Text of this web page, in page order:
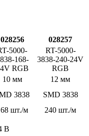
028256 028257
5000-
168-
RGB
RT-5000-
3838-240-24V
RGB
10 мм
12 мм
3838
SMD 3838
шт./м 240 шт./м
В